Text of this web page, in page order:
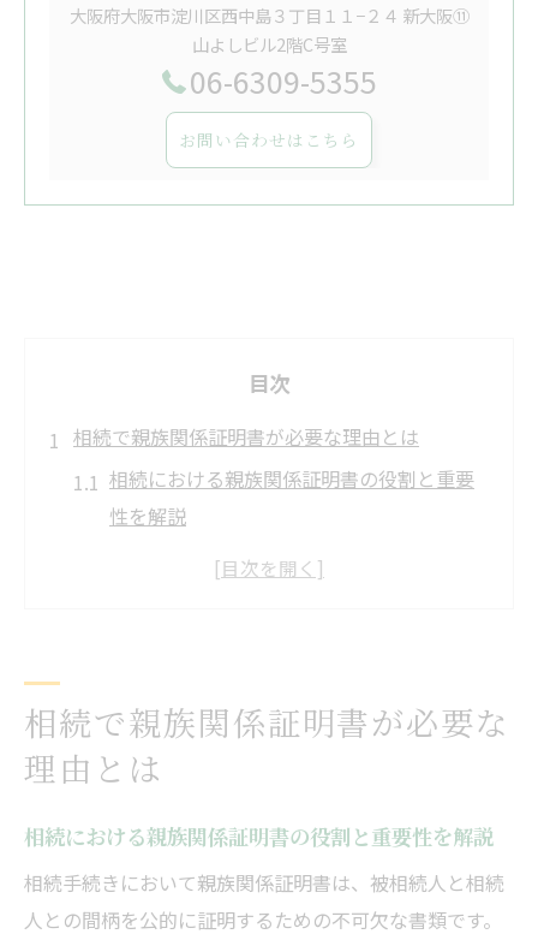
大阪府大阪市淀川区西中島３丁目１１−２４ 新大阪⑪
山よしビル2階C号室
06-6309-5355
お問い合わせはこちら
目次
相続で親族関係証明書が必要な理由とは
相続における親族関係証明書の役割と重要
性を解説
相続手続きで親族関係証明が求められるケ
相続人確定に親族関係証明書が不可欠な理
由
親子関係の証明書類の選び方ガイド
相続で有効な親子関係証明書の種類と特徴
相続人のケース別で選ぶ親子関係証明書の
相続で親族関係証明書が必要な
理由とは
相続における親族関係証明書の役割と重要性を解説
相続手続きにおいて親族関係証明書は、被相続人と相続
人との間柄を公的に証明するための不可欠な書類です。